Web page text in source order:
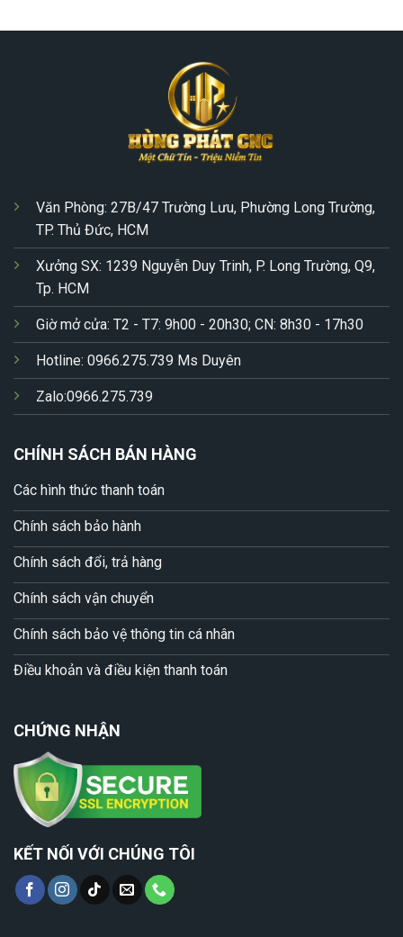
Văn Phòng: 27B/47 Trường Lưu, Phường Long Trường,
TP. Thủ Đức, HCM
Xưởng SX: 1239 Nguyễn Duy Trinh, P. Long Trường, Q9,
Tp. HCM
Giờ mở cửa: T2 - T7: 9h00 - 20h30; CN: 8h30 - 17h30
Hotline: 0966.275.739 Ms Duyên
Zalo:0966.275.739
CHÍNH SÁCH BÁN HÀNG
Các hình thức thanh toán
Chính sách bảo hành
Chính sách đổi, trả hàng
Chính sách vận chuyển
Chính sách bảo vệ thông tin cá nhân
Điều khoản và điều kiện thanh toán
CHỨNG NHẬN
KẾT NỐI VỚI CHÚNG TÔI